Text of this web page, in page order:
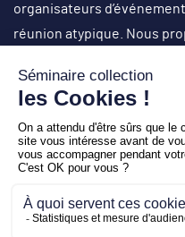
organisateurs
réunion atypique. Nous
originaux, singuliers et
exceptionnels, avec un
d’organisation de
off-site, comité de
soirées événementielles
Copyright © 2026